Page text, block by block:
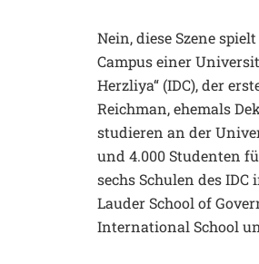
Nein, diese Szene
Campus einer
Herzliya“ (IDC), der
Reichman, ehemals
studieren an der
und 4.000 Studenten
sechs Schulen des
Lauder School of
International School